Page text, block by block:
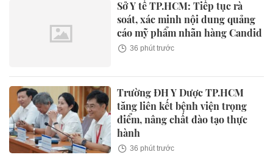
Sở Y tế TP.HCM: Tiếp tục rà
soát, xác minh nội dung quảng
cáo mỹ phẩm nhãn hàng Candid
36 phút trước
Trường ĐH Y Dược TP.HCM
tăng liên kết bệnh viện trọng
điểm, nâng chất đào tạo thực
hành
36 phút trước